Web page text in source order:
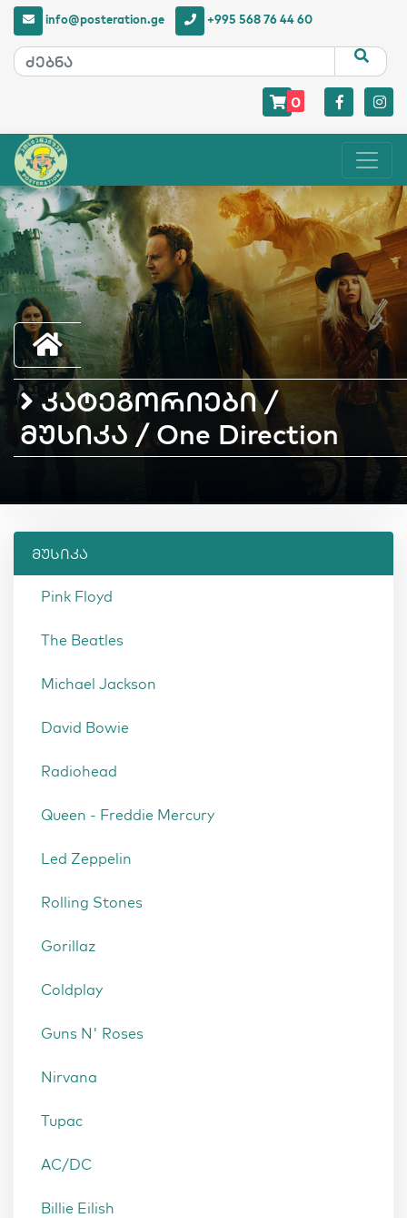
info@posteration.ge +995 568 76 44 60
0
კატეგორიები /
მუსიკა / One Direction
მუსიკა
Pink Floyd
The Beatles
Michael Jackson
David Bowie
Radiohead
Queen - Freddie Mercury
Led Zeppelin
Rolling Stones
Gorillaz
Coldplay
Guns N' Roses
Nirvana
Tupac
AC/DC
Billie Eilish